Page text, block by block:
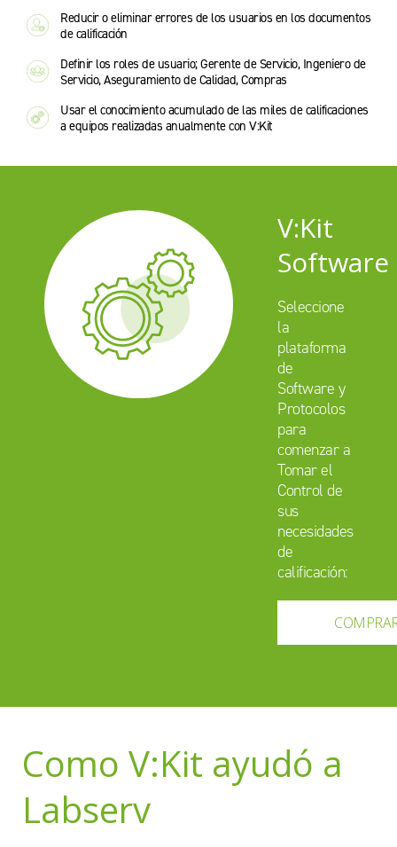
Reducir o eliminar errores de los usuarios en los documentos
de calificación
Definir los roles de usuario; Gerente de Servicio, Ingeniero de
Servicio, Aseguramiento de Calidad, Compras
Usar el conocimiento acumulado de las miles de calificaciones
a equipos realizadas anualmente con V:Kit
V:Kit
Software
Seleccione
la
plataforma
de
Software y
Protocolos
para
comenzar a
Tomar el
Control de
sus
necesidades
de
calificación:
Como V:Kit ayudó a
Labserv